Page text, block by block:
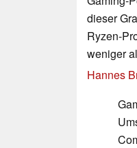
dieser
Ryzen-
weniger
Hannes